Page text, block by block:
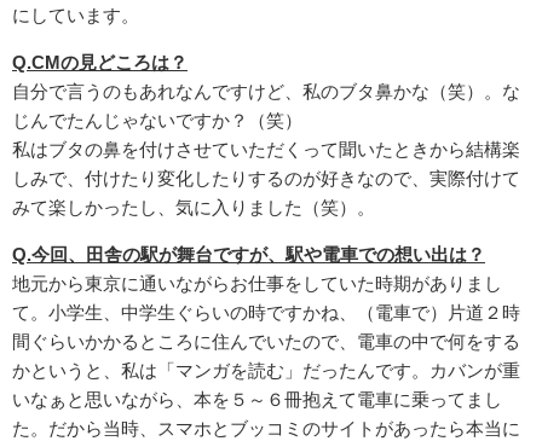
にしています。
Q.CMの見どころは？
自分で言うのもあれなんですけど、私のブタ鼻かな（笑）。な
じんでたんじゃないですか？（笑）
私はブタの鼻を付けさせていただくって聞いたときから結構楽
しみで、付けたり変化したりするのが好きなので、実際付けて
みて楽しかったし、気に入りました（笑）。
Q.今回、田舎の駅が舞台ですが、駅や電車での想い出は？
地元から東京に通いながらお仕事をしていた時期がありまし
て。小学生、中学生ぐらいの時ですかね、（電車で）片道２時
間ぐらいかかるところに住んでいたので、電車の中で何をする
かというと、私は「マンガを読む」だったんです。カバンが重
いなぁと思いながら、本を５～６冊抱えて電車に乗ってまし
た。だから当時、スマホとブッコミのサイトがあったら本当に